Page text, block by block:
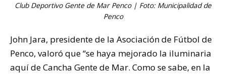
Club Deportivo Gente de Mar Penco | Foto: Municipalidad de
Penco
John Jara, presidente de la Asociación de Fútbol de
Penco, valoró que “se haya mejorado la iluminaria
aquí de Cancha Gente de Mar. Como se sabe, en la